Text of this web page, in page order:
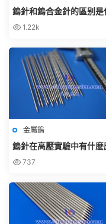
鎢針和鎢合金針的區别是
麽？1.22k
金屬鎢
鎢針在高壓實驗中有什麽
用？737